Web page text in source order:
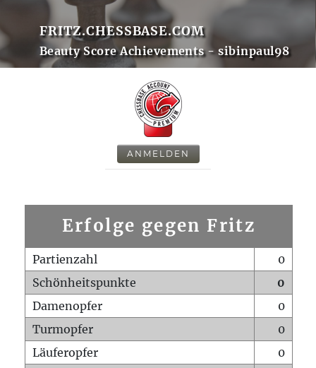
FRITZ.CHESSBASE.COM
Beauty Score Achievements - sibinpaul98
ANMELDEN
Erfolge gegen Fritz
Partienzahl
0
Schönheitspunkte
0
Damenopfer
0
Turmopfer
0
Läuferopfer
0